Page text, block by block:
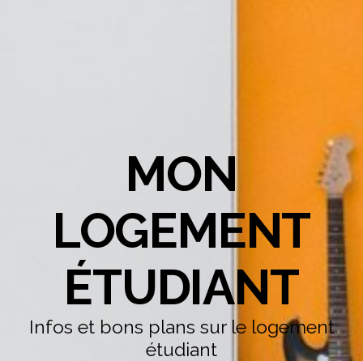
MON
LOGEMENT
ÉTUDIANT
Infos et bons plans sur le logement
étudiant